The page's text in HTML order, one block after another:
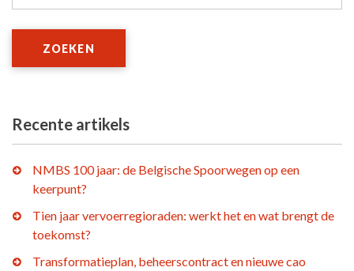
ZOEKEN
Recente artikels
NMBS 100 jaar: de Belgische Spoorwegen op een
keerpunt?
Tien jaar vervoerregioraden: werkt het en wat brengt de
toekomst?
Transformatieplan, beheerscontract en nieuwe cao